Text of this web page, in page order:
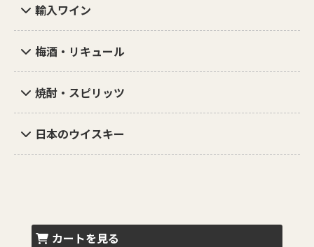
輸入ワイン
梅酒・リキュール
焼酎・スピリッツ
日本のウイスキー
カートを見る